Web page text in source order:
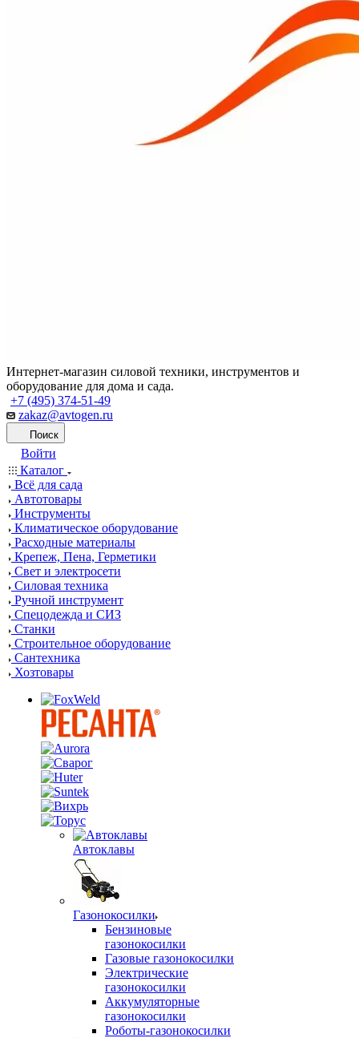
Интернет-магазин силовой техники, инструментов и
оборудование для дома и сада.
+7 (495) 374-51-49
zakaz@avtogen.ru
Поиск
Войти
Каталог
Всё для сада
Автотовары
Инструменты
Климатическое оборудование
Расходные материалы
Крепеж, Пена, Герметики
Свет и электросети
Силовая техника
Ручной инструмент
Спецодежда и СИЗ
Станки
Строительное оборудование
Сантехника
Хозтовары
Автоклавы
Газонокосилки
Бензиновые
газонокосилки
Газовые газонокосилки
Электрические
газонокосилки
Аккумуляторные
газонокосилки
Роботы-газонокосилки